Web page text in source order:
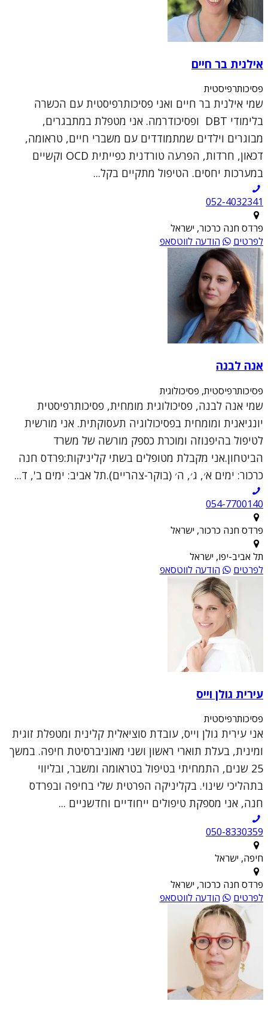
אילנית בר חיים
פסיכותרפיסטית
שמי אילנית בר חיים ואני פסיכותרפיסטית עם הכשרה
בלימודי DBT ופסיכודרמה. אני מטפלת במתבגרים,
מבוגרים וילדים שמתמודדים עם משברי חיים, טראומה,
דכאון, חרדות, הפרעה טורדנית כפייתית OCD וקשיים
במערכות יחסים. הטיפול מתקיים בקל...
052-4032341
פרדס חנה כרכור, ישראל
לפרטים
הודעה לווטסאפ
אנה לבנה
פסיכותרפיסטית, פסיכולוגית
שמי אנה לבנה, פסיכולוגית מומחית, פסיכותרפיסטית
יונגיאנית ומומחית בפסיכולוגיה תעסוקתית. אני מורשית
לטיפול בהיפנוזה ומוכרת כספק מורשה של משרד
הביטחון.אני מקבלת מטופלים בשתי קליניקות:פרדס חנה
כרכור: ימים א׳, ג׳, ה׳ (בוקר-צהריים).תל אביב: ימים ב', ד...
054-7700140
פרדס חנה כרכור, ישראל
תל אביב-יפו, ישראל
לפרטים
הודעה לווטסאפ
עירית גולן וייס
פסיכותרפיסטית
אני עירית גולן וייס, עובדת סוציאלית קלינית ומטפלת זוגית
ומינית, בעלת תוארי ראשון ושני מאוניברסיטת חיפה. במשך
25 שנים, התמחיתי בטיפול בטראומה ומשבר, ובליווי
בתהליכי שינוי. בקליניקה הפרטית שלי בחיפה ובפרדס
חנה, אני מספקת טיפולים ייחודיים וחדשניים ...
050-8330359
חיפה, ישראל
פרדס חנה כרכור, ישראל
לפרטים
הודעה לווטסאפ